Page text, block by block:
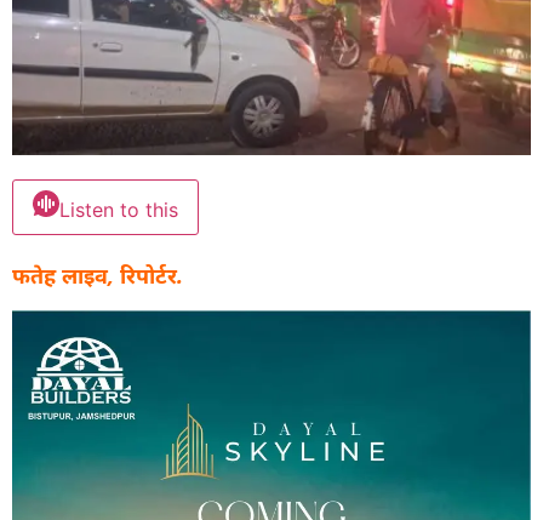
Listen to this
फतेह लाइव, रिपोर्टर.